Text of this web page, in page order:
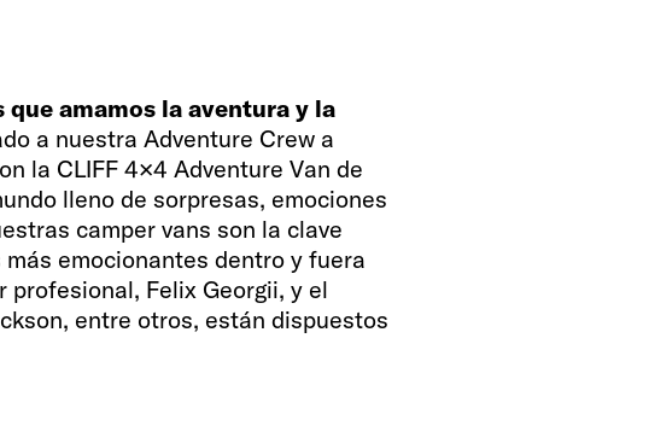
amamos la aventura y la
a nuestra Adventure Crew a
la CLIFF 4×4 Adventure Van de
lleno de sorpresas, emociones
camper vans son la clave
emocionantes dentro y fuera
Felix Georgii, y el
entre otros, están dispuestos